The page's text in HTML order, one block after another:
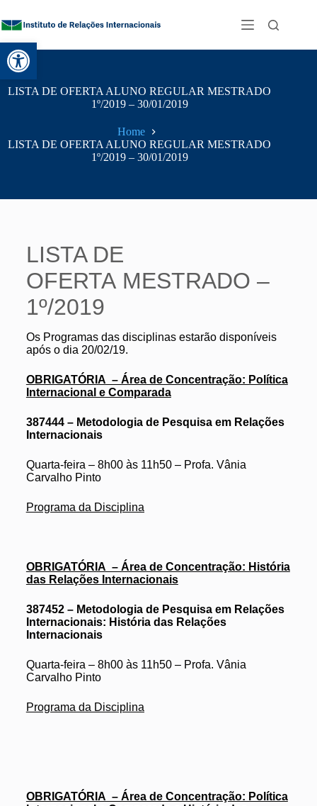
Abrir a barra de ferramentas
LISTA DE OFERTA ALUNO REGULAR MESTRADO
1º/2019 – 30/01/2019
Home
LISTA DE OFERTA ALUNO REGULAR MESTRADO
1º/2019 – 30/01/2019
LISTA DE
OFERTA MESTRADO –
1º/2019
Os Programas das disciplinas estarão disponíveis
após o dia 20/02/19.
OBRIGATÓRIA – Área de Concentração: Política
Internacional e Comparada
387444 – Metodologia de Pesquisa em Relações
Internacionais
Quarta-feira – 8h00 às 11h50 – Profa. Vânia
Carvalho Pinto
Programa da Disciplina
OBRIGATÓRIA – Área de Concentração: História
das Relações Internacionais
387452 – Metodologia de Pesquisa em Relações
Internacionais: História das Relações
Internacionais
Quarta-feira – 8h00 às 11h50 – Profa. Vânia
Carvalho Pinto
Programa da Disciplina
OBRIGATÓRIA – Área de Concentração: Política